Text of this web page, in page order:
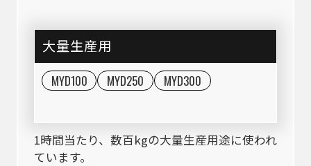
大量生産用
MYD100 MYD250 MYD300
1時間当たり、数百kgの大量生産用途に使われ
ています。